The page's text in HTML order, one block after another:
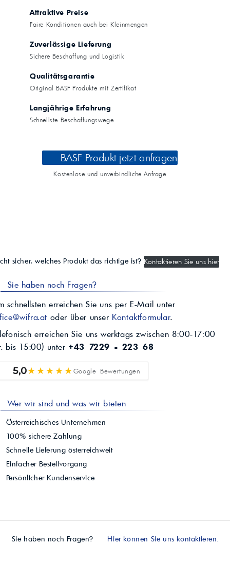
Attraktive Preise
Faire Konditionen auch bei Kleinmengen
Zuverlässige Lieferung
Sichere Beschaffung und Logistik
Qualitätsgarantie
Original BASF Produkte mit Zertifikat
Langjährige Erfahrung
Schnellste Beschaffungswege
BASF Produkt jetzt anfragen
Kostenlose und unverbindliche Anfrage
sicher, welches Produkt das richtige ist? Kontaktieren Sie uns hier
Sie haben noch Fragen?
schnellsten erreichen Sie uns per E-Mail unter
oder über unser Kontaktformular.
erreichen Sie uns werktags zwischen 8:00-17:00
bis 15:00) unter +43 7229 - 223 68
5,0★★★★★Google Bewertungen
Wer wir sind und was wir bieten
Österreichisches Unternehmen
100% sichere Zahlung
Schnelle Lieferung österreichweit
Einfacher Bestellvorgang
Persönlicher Kundenservice
Sie haben noch Fragen? Hier können Sie uns kontaktieren.